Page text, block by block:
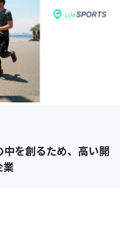
を創るため、高い開
業